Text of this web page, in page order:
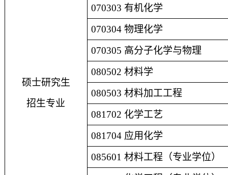
硕士研究生
招生专业
070303 有机化学
070304 物理化学
070305 高分子化学与物理
080502 材料学
080503 材料加工工程
081702 化学工艺
081704 应用化学
085601 材料工程 （专业学位）